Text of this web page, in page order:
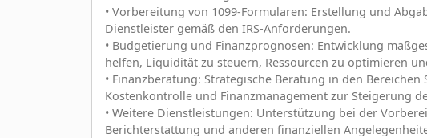
• Vorbereitung von 1099-Formularen: Erstellung und
Dienstleister gemäß den IRS-Anforderungen.
• Budgetierung und Finanzprognosen: Entwicklung
helfen, Liquidität zu steuern, Ressourcen zu optimieren
• Finanzberatung: Strategische Beratung in den
Kostenkontrolle und Finanzmanagement zur Steigerung
• Weitere Dienstleistungen: Unterstützung bei der
Berichterstattung und anderen finanziellen